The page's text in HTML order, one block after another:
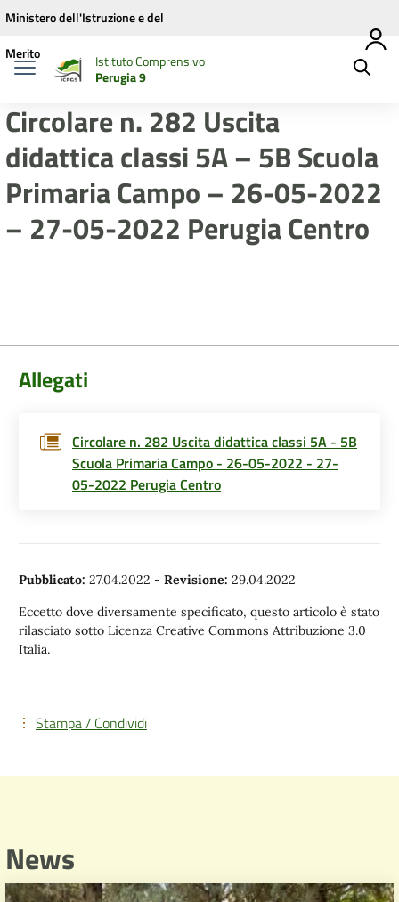
Vai ai contenuti
Vai al menu di navigazione
Vai al footer
Ministero dell'Istruzione e del
Merito
Istituto Comprensivo
Perugia 9
Circolare n. 282 Uscita
didattica classi 5A – 5B Scuola
Primaria Campo – 26-05-2022
– 27-05-2022 Perugia Centro
Allegati
Circolare n. 282 Uscita didattica classi 5A - 5B
Scuola Primaria Campo - 26-05-2022 - 27-
05-2022 Perugia Centro
Pubblicato: 27.04.2022 - Revisione: 29.04.2022
Eccetto dove diversamente specificato, questo articolo è stato
rilasciato sotto Licenza Creative Commons Attribuzione 3.0
Italia.
Stampa / Condividi
News